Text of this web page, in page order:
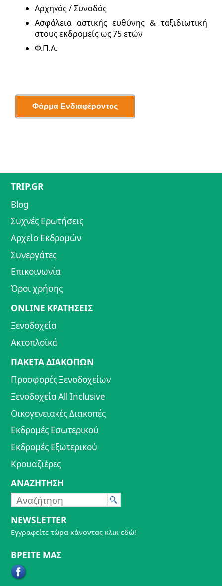
Αρχηγός / Συνοδός
Ασφάλεια αστικής ευθύνης & ταξιδιωτική
στους εκδρομείς ως 75 ετών
Φ.Π.Α.
TRIP.GR
Blog
Συχνές Ερωτήσεις
Αρχείο Εκδρομών
Συνεργάτες
Επικοινωνία
Όροι χρήσης
ONLINE ΚΡΑΤΗΣΕΙΣ
Ξενοδοχεία
Ακτοπλοϊκά
ΠΑΚΕΤΑ ΔΙΑΚΟΠΩΝ
Προσφορές Ξενοδοχείων
Ξενοδοχεία All Inclusive
Οικογενειακές Διακοπές
Εκδρομές Εσωτερικού
Εκδρομές Εξωτερικού
Κρουαζιέρες
ΑΝΑΖΗΤΗΣΗ
NEWSLETTER
Εγγραφείτε τώρα κάνοντας κλικ εδώ!
ΒΡΕΙΤΕ ΜΑΣ